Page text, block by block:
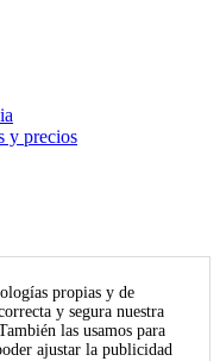
y precios
propias y de
y segura nuestra
las usamos para
ajustar la publicidad